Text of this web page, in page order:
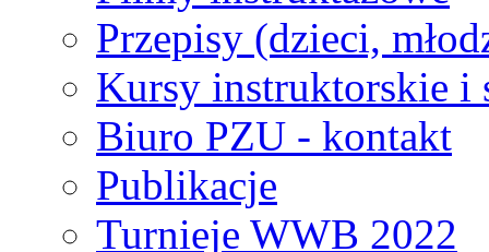
Przepisy (dzieci,
Kursy instruktorskie i
Biuro PZU - kontakt
Publikacje
Turnieje WWB 2022